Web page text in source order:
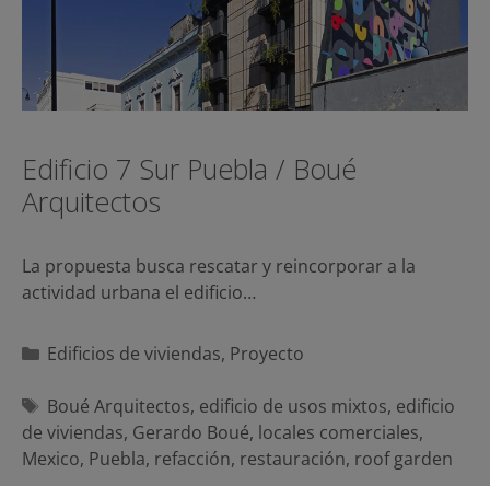
Edificio 7 Sur Puebla / Boué
Arquitectos
La propuesta busca rescatar y reincorporar a la
actividad urbana el edificio…
Categorías
Edificios de viviendas, Proyecto
Etiquetas
Boué Arquitectos, edificio de usos mixtos, edificio
de viviendas, Gerardo Boué, locales comerciales,
Mexico, Puebla, refacción, restauración, roof garden